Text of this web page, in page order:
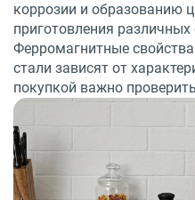
коррозии и образованию
приготовления
Ферромагнитные
стали зависят от
покупкой важно